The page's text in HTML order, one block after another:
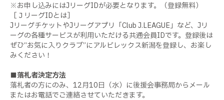
※お申し込みにはJリーグIDが必要となります。（登録無料）
［ＪリーグIDとは］
JリーグチケットやJリーグアプリ「Club J.LEAGUE」など、 Jリ
ーグの各種サービスが利用いただける共通会員IDです。登録後は
ぜひ“お気に入りクラブ”にアルビレックス新潟を登録し、お楽し
みください！
■落札者決定方法
落札者の方にのみ、 12月10日（水）に後援会事務局からメール
またはお電話でご連絡させていただきます。